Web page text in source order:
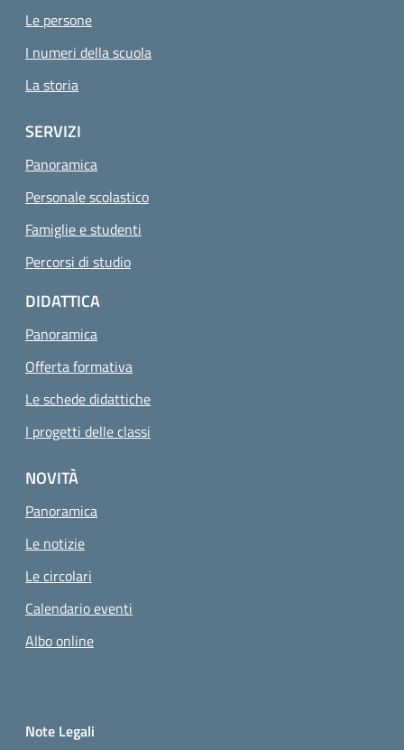
Le persone
I numeri della scuola
La storia
SERVIZI
Panoramica
Personale scolastico
Famiglie e studenti
Percorsi di studio
DIDATTICA
Panoramica
Offerta formativa
Le schede didattiche
I progetti delle classi
NOVITÀ
Panoramica
Le notizie
Le circolari
Calendario eventi
Albo online
Small prints
Note Legali